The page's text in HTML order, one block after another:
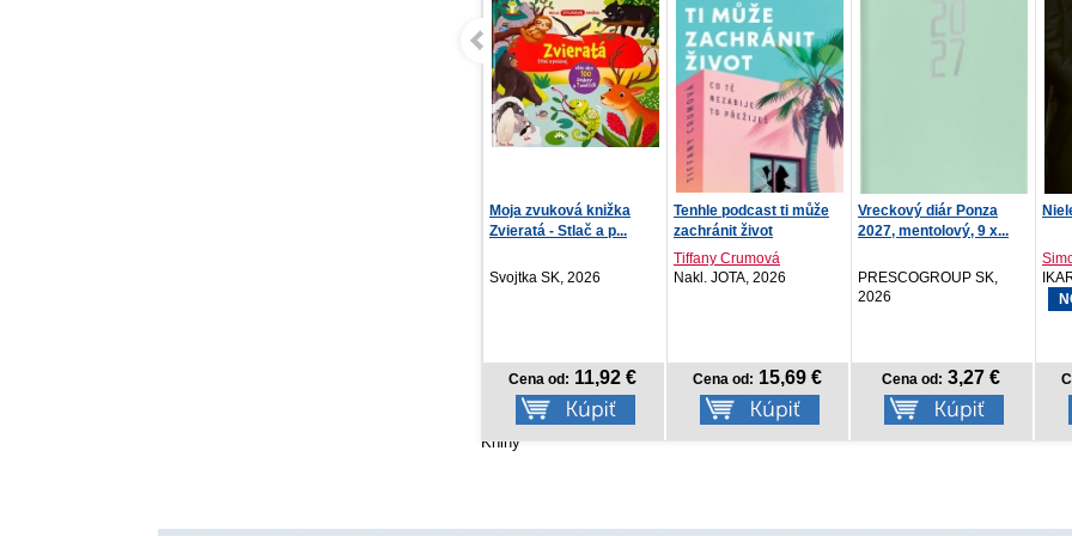
Tenhle podcast ti může
zachránit život
Nakl. JOTA, 2026
Cena od: 15,69 €
Vreckový diár Ponza
2027, mentolový, 9 x...
PRESCOGROUP SK,
Cena od: 3,27 €
Nielen jedna noc
IKAR, 2026
NOVINKA
Cena od:13,42 €
2...
Knihy